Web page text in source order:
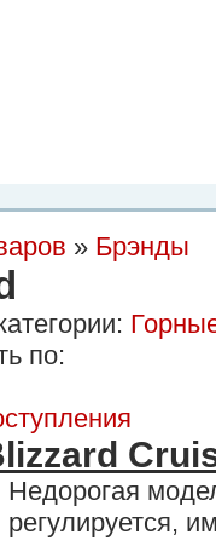
» Брэнды
по:
Недорогая
регулируется,